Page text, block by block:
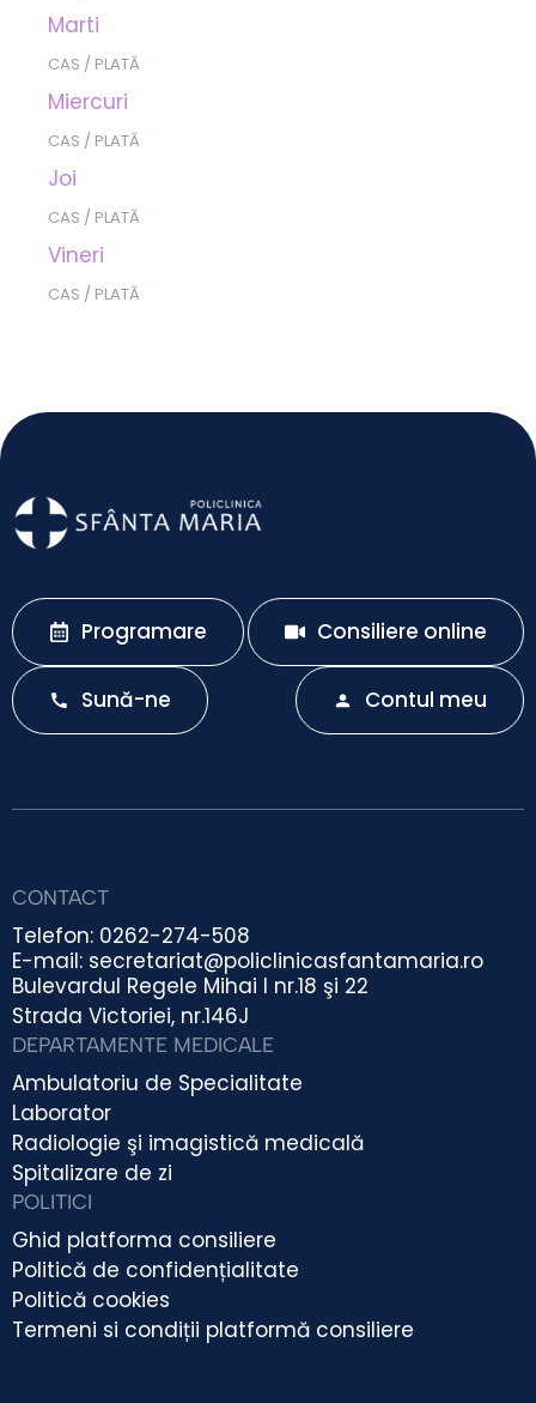
Marti
CAS / PLATĂ
Miercuri
CAS / PLATĂ
Joi
CAS / PLATĂ
Vineri
CAS / PLATĂ
Programare Consiliere online
Sună-ne Contul meu
CONTACT
Telefon: 0262-274-508
E-mail: secretariat@policlinicasfantamaria.ro
Bulevardul Regele Mihai I nr.18 şi 22
Strada Victoriei, nr.146J
DEPARTAMENTE MEDICALE
Ambulatoriu de Specialitate
Laborator
Radiologie şi imagistică medicală
Spitalizare de zi
POLITICI
Ghid platforma consiliere
Politică de confidențialitate
Politică cookies
Termeni si condiții platformă consiliere